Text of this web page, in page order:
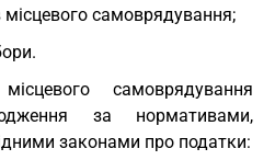
місцевого самоврядування;
самоврядування
за нормативами,
законами про податки: